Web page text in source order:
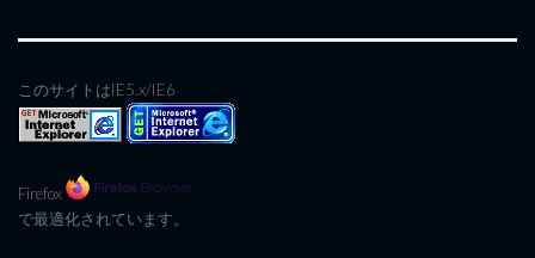
このサイトはIE5.x/IE6
Firefox
で最適化されています。